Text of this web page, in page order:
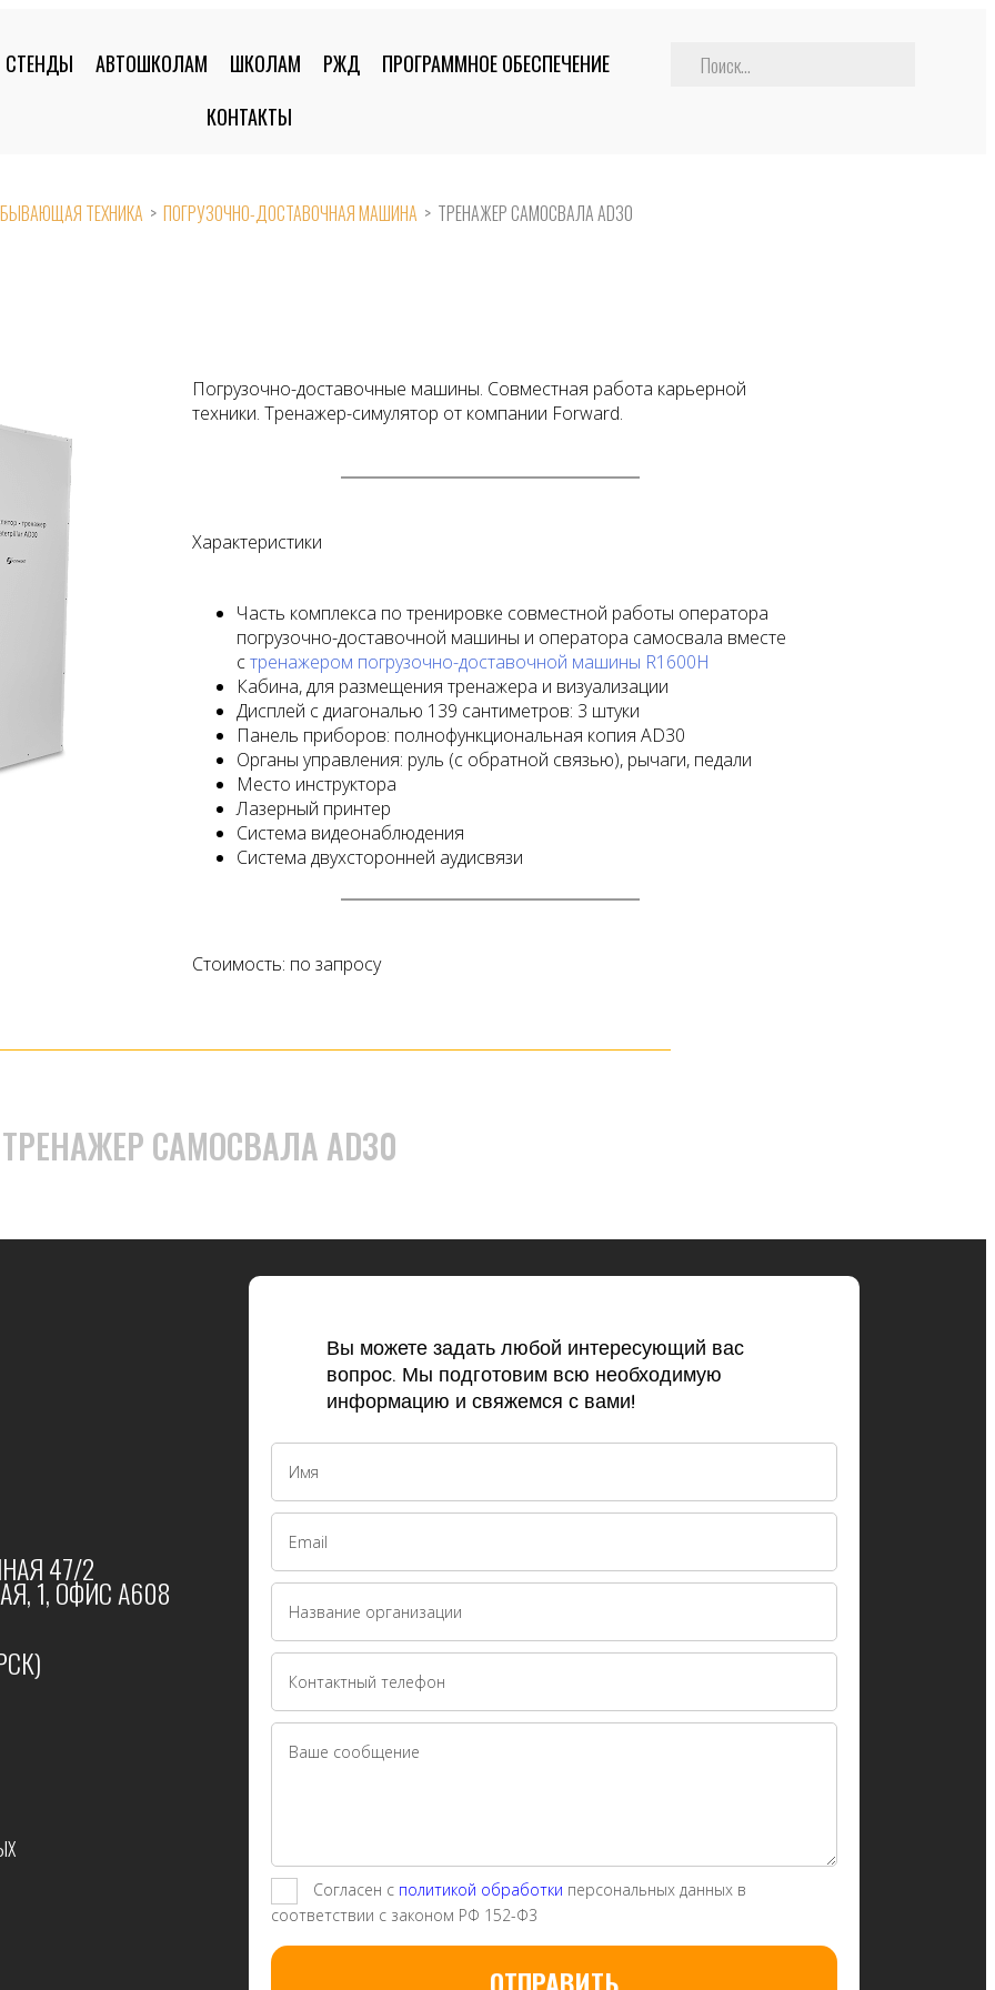
СТЕНДЫ АВТОШКОЛАМ ШКОЛАМ РЖД
ПРОГРАММНОЕ ОБЕСПЕЧЕНИЕ
КОНТАКТЫ
ТРЕНАЖЕР САМОСВАЛА AD30
ТЕХНИКА > ПОГРУЗОЧНО-ДОСТАВОЧНАЯ МАШИНА > ТРЕНАЖЕР САМОСВАЛА AD30
Погрузочно-доставочные машины. Совместная работа карьерной
техники. Тренажер-симулятор от компании Forward.
Характеристики
Часть комплекса по тренировке совместной работы оператора
погрузочно-доставочной машины и оператора самосвала вместе
стренажером погрузочно-доставочной машины R1600H
Кабина, для размещения тренажера и визуализации
Дисплей с диагональю 139 сантиметров: 3 штуки
Панель приборов: полнофункциональная копия AD30
Органы управления: руль (с обратной связью), рычаги, педали
Место инструктора
Лазерный принтер
Система видеонаблюдения
Система двухсторонней аудисвязи
Стоимость: по запросу
47/2
1, ОФИС А608
Вы можете задать любой интересующий вас
вопрос. Мы подготовим всю необходимую
информацию и свяжемся с вами!
Согласен с политикой обработки персональных данных в
соответствии с законом РФ 152-Ф3